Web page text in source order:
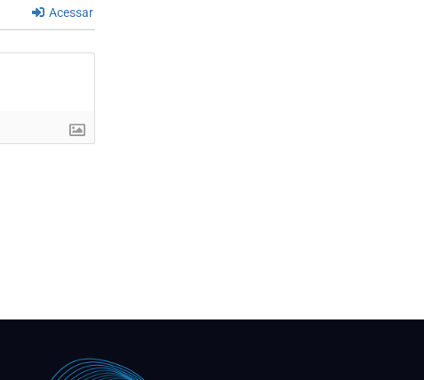
Acessar